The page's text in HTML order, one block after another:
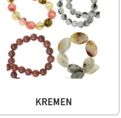
KREMEN